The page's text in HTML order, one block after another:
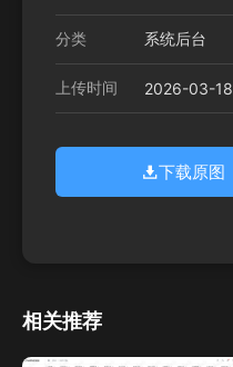
分类 系统后台
上传时间 2026-03-18
下载原图
相关推荐